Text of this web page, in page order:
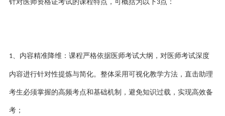
针对医师资格证考试的课程特点，可概括为以下3点：
1、 内容精准降维：课程严格依据医师考试大纲，对医师考试深度
内容进行针对性提炼与简化。整体采用可视化教学方法，直击助理
考生必须掌握的高频考点和基础机制，避免知识过载，实现高效备
考；